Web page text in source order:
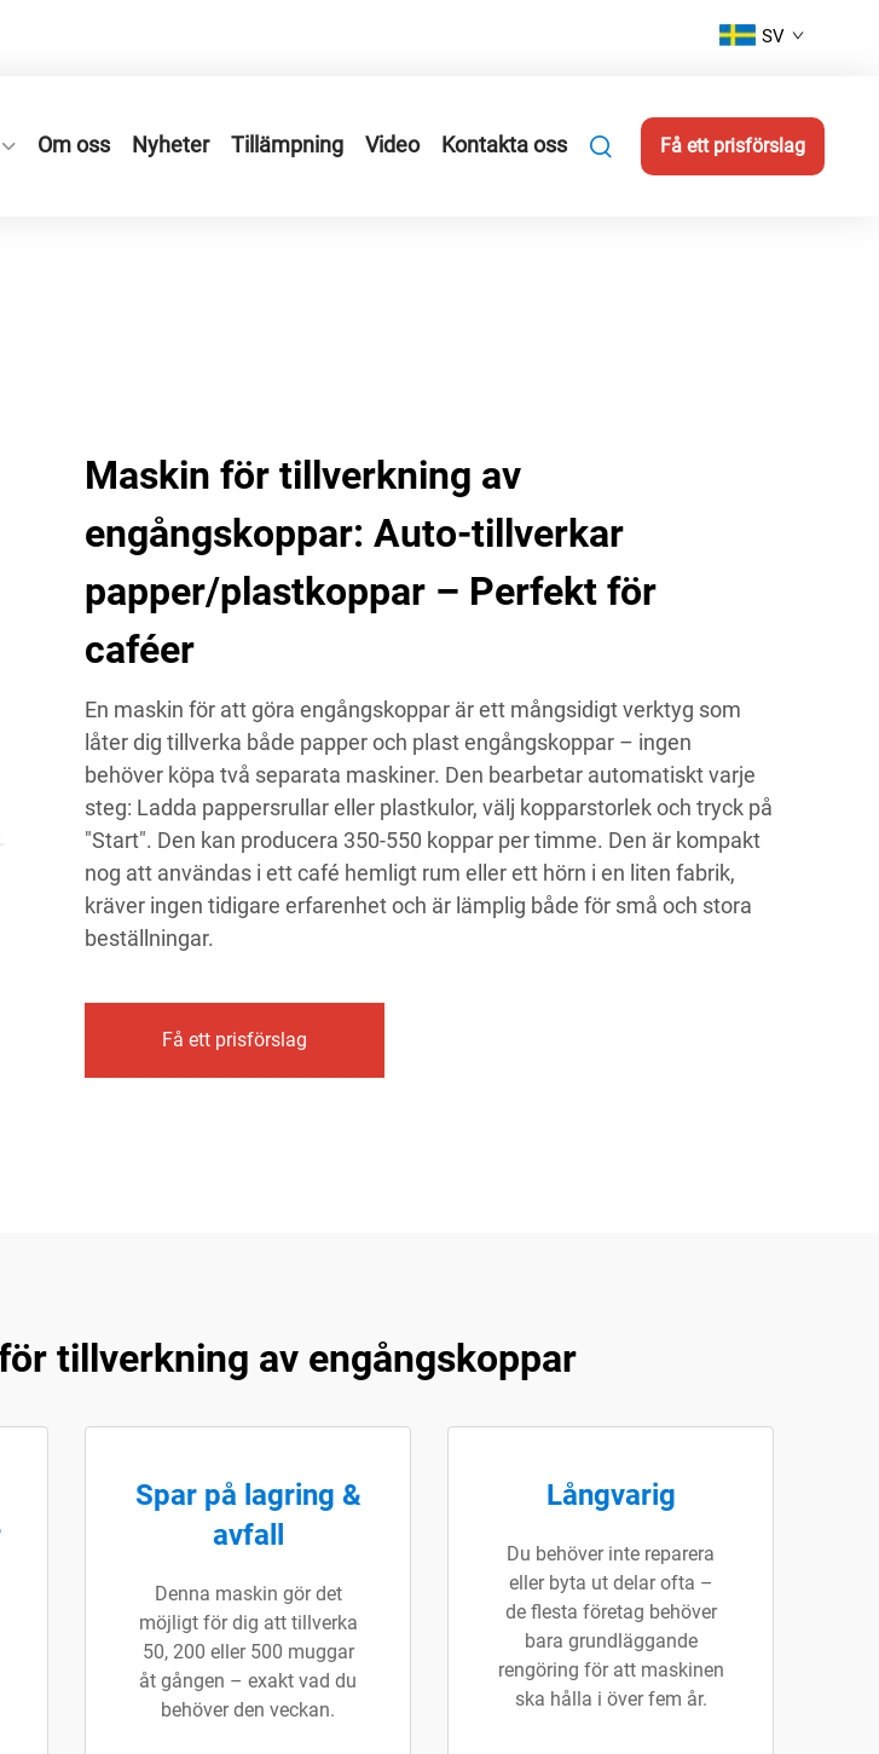
SV
Om oss Nyheter Tillämpning Video Kontakta oss Få ett prisförslag
Maskin för tillverkning av
engångskoppar: Auto-tillverkar
papper/plastkoppar – Perfekt för
caféer
En maskin för att göra engångskoppar är ett mångsidigt verktyg som
låter dig tillverka både papper och plast engångskoppar – ingen
behöver köpa två separata maskiner. Den bearbetar automatiskt varje
steg: Ladda pappersrullar eller plastkulor, välj kopparstorlek och tryck på
"Start". Den kan producera 350-550 koppar per timme. Den är kompakt
nog att användas i ett café hemligt rum eller ett hörn i en liten fabrik,
kräver ingen tidigare erfarenhet och är lämplig både för små och stora
beställningar.
Få ett prisförslag
tillverkning av engångskoppar
Spar på lagring &
avfall
Denna maskin gör det
möjligt för dig att tillverka
50, 200 eller 500 muggar
åt gången – exakt vad du
behöver den veckan.
Långvarig
Du behöver inte reparera
eller byta ut delar ofta –
de flesta företag behöver
bara grundläggande
rengöring för att maskinen
ska hålla i över fem år.